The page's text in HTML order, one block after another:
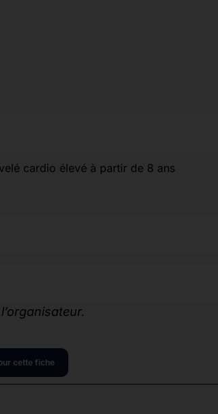
cardio élevé à partir de 8 ans
cette fiche